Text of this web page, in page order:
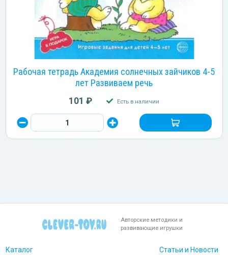
Рабочая тетрадь Академия солнечных зайчиков 4-5
лет Развиваем речь
101 ₽ Есть в наличии
Авторские методики и
развивающие игрушки
Каталог Статьи и Новости